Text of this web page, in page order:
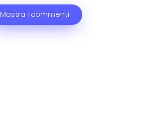
Mostra i commenti